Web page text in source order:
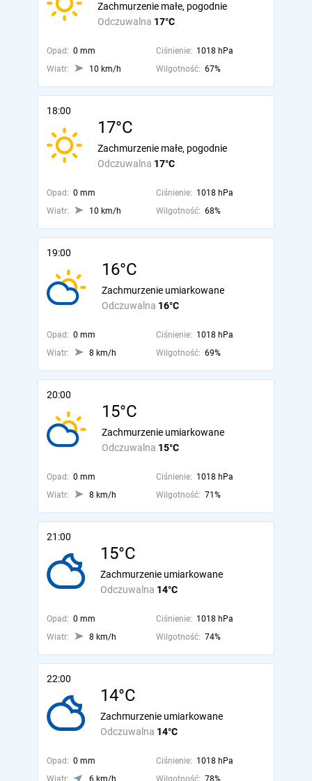
Odczuwalna 17°C
Zachmurzenie małe, pogodnie
Opad: 0 mm Ciśnienie: 1018 hPa
Wiatr:
10 km/h Wilgotność: 67%
18:00
17°C
Odczuwalna 17°C
Zachmurzenie małe, pogodnie
Opad: 0 mm Ciśnienie: 1018 hPa
Wiatr:
10 km/h Wilgotność: 68%
19:00
16°C
Odczuwalna 16°C
Zachmurzenie umiarkowane
Opad: 0 mm Ciśnienie: 1018 hPa
Wiatr:
8 km/h Wilgotność: 69%
20:00
15°C
Odczuwalna 15°C
Zachmurzenie umiarkowane
Opad: 0 mm Ciśnienie: 1018 hPa
Wiatr:
8 km/h Wilgotność: 71%
21:00
15°C
Odczuwalna 14°C
Zachmurzenie umiarkowane
Opad: 0 mm Ciśnienie: 1018 hPa
Wiatr:
8 km/h Wilgotność: 74%
22:00
14°C
Odczuwalna 14°C
Zachmurzenie umiarkowane
Opad: 0 mm Ciśnienie: 1018 hPa
Wiatr:
6 km/h Wilgotność: 78%